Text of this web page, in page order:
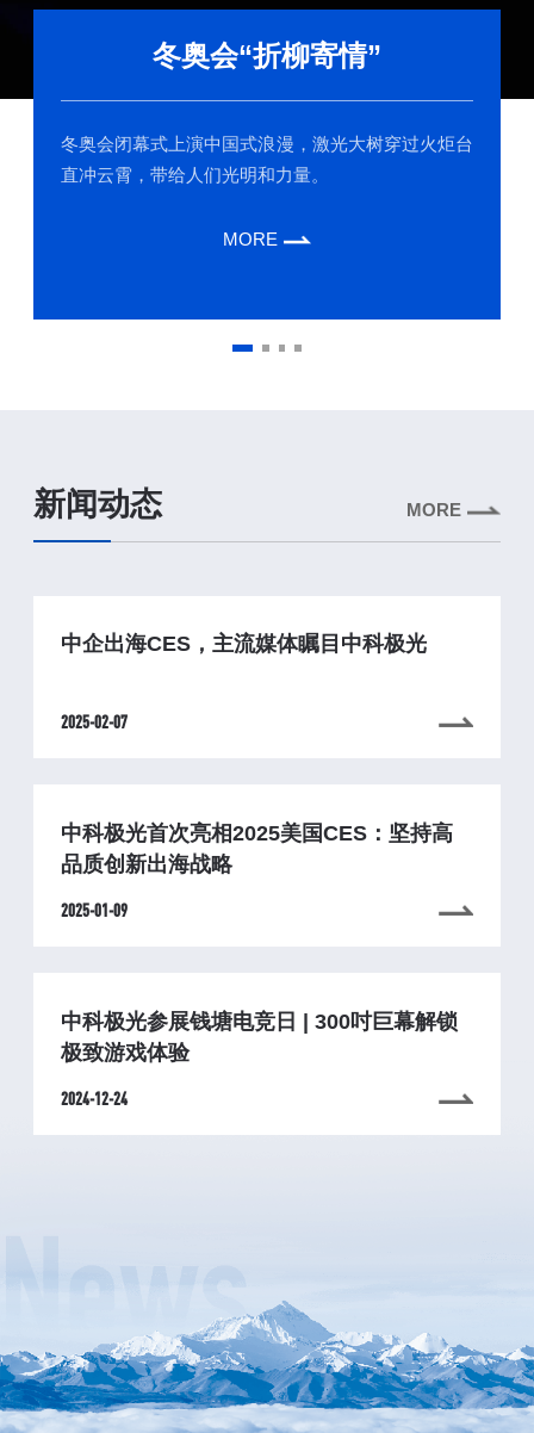
冬奥会“折柳寄情”
冬奥会闭幕式上演中国式浪漫，激光大树穿过火炬台
直冲云霄，带给人们光明和力量。
MORE
新闻动态 MORE
中企出海CES，主流媒体瞩目中科极光
2025-02-07
中科极光首次亮相2025美国CES：坚持高
品质创新出海战略
2025-01-09
中科极光参展钱塘电竞日 | 300吋巨幕解锁
极致游戏体验
2024-12-24